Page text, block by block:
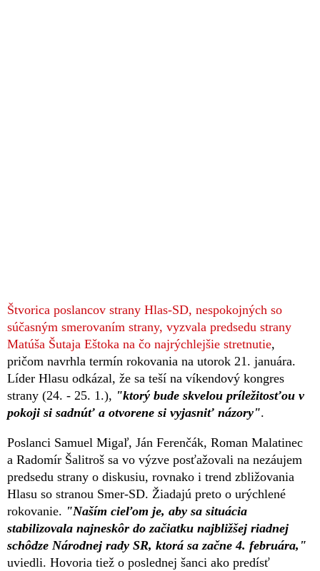
Štvorica poslancov strany Hlas-SD, nespokojných so
súčasným smerovaním strany, vyzvala predsedu strany
Matúša Šutaja Eštoka na čo najrýchlejšie stretnutie,
pričom navrhla termín rokovania na utorok 21. januára.
Líder Hlasu odkázal, že sa teší na víkendový kongres
strany (24. - 25. 1.), "ktorý bude skvelou príležitosťou v
pokoji si sadnúť a otvorene si vyjasniť názory".
Poslanci Samuel Migaľ, Ján Ferenčák, Roman Malatinec
a Radomír Šalitroš sa vo výzve posťažovali na nezáujem
predsedu strany o diskusiu, rovnako i trend zbližovania
Hlasu so stranou Smer-SD. Žiadajú preto o urýchlené
rokovanie. "Naším cieľom je, aby sa situácia
stabilizovala najneskôr do začiatku najbližšej riadnej
schôdze Národnej rady SR, ktorá sa začne 4. februára,"
uviedli. Hovoria tiež o poslednej šanci ako predísť